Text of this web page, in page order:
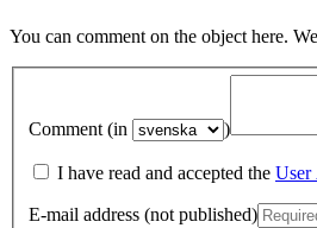
You can comment on the object here.
Comment (in )
I have read and accepted the User
E-mail address (not published)